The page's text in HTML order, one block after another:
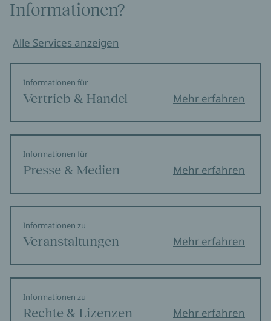
Informationen?
Alle Services anzeigen
Informationen für
Vertrieb & Handel Mehr erfahren
Informationen für
Presse & Medien Mehr erfahren
Informationen zu
Veranstaltungen Mehr erfahren
Informationen zu
Rechte & Lizenzen Mehr erfahren